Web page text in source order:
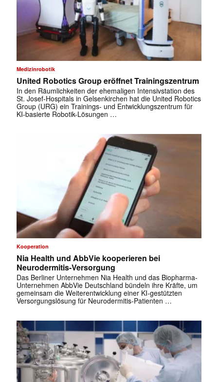
Medizinrobotik
United Robotics Group eröffnet Trainingszentrum
In den Räumlichkeiten der ehemaligen Intensivstation des
St. Josef-Hospitals in Gelsenkirchen hat die United Robotics
Group (URG) ein Trainings- und Entwicklungszentrum für
KI-basierte Robotik-Lösungen …
Kooperation
Nia Health und AbbVie kooperieren bei
Neurodermitis-Versorgung
Das Berliner Unternehmen Nia Health und das Biopharma-
Unternehmen AbbVie Deutschland bündeln ihre Kräfte, um
gemeinsam die Weiterentwicklung einer KI-gestützten
Versorgungslösung für Neurodermitis-Patienten …